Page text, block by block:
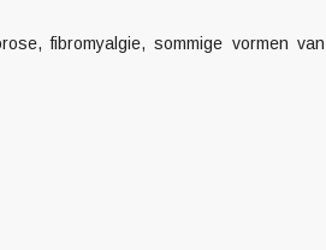
fibromyalgie, sommige vormen van